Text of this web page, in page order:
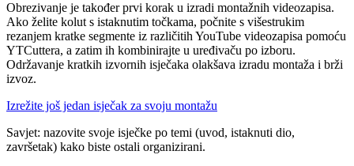
Obrezivanje je također prvi korak u izradi montažnih videozapisa.
Ako želite kolut s istaknutim točkama, počnite s višestrukim
rezanjem kratke segmente iz različitih YouTube videozapisa pomoću
YTCuttera, a zatim ih kombinirajte u uređivaču po izboru.
Održavanje kratkih izvornih isječaka olakšava izradu montaža i brži
izvoz.
Izrežite još jedan isječak za svoju montažu
Savjet: nazovite svoje isječke po temi (uvod, istaknuti dio,
završetak) kako biste ostali organizirani.